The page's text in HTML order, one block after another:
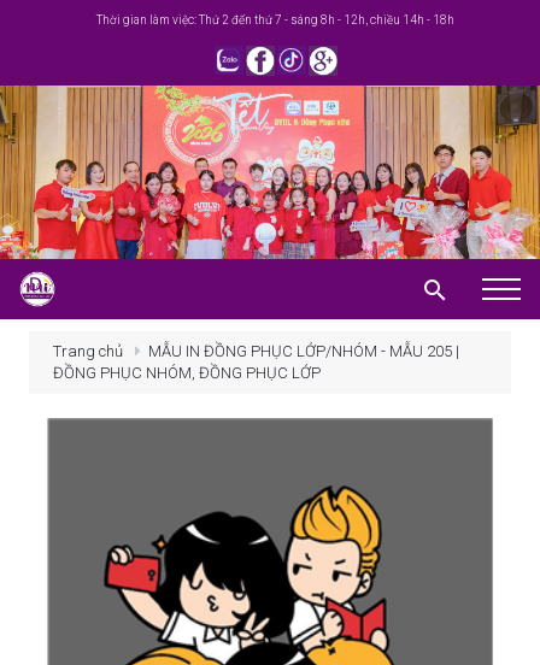
Thời gian làm việc: Thứ 2 đến thứ 7 - sáng 8h - 12h, chiều 14h - 18h
Giới thiệu
Bảng màu
Hướng dẫn
Trang chủ
MẪU IN ĐỒNG PHỤC LỚP/NHÓM - MẪU 205 |
ĐỒNG PHỤC NHÓM, ĐỒNG PHỤC LỚP